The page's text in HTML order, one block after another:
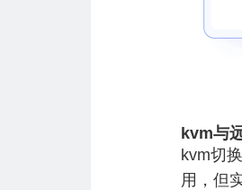
kvm与
kvm切
用，但